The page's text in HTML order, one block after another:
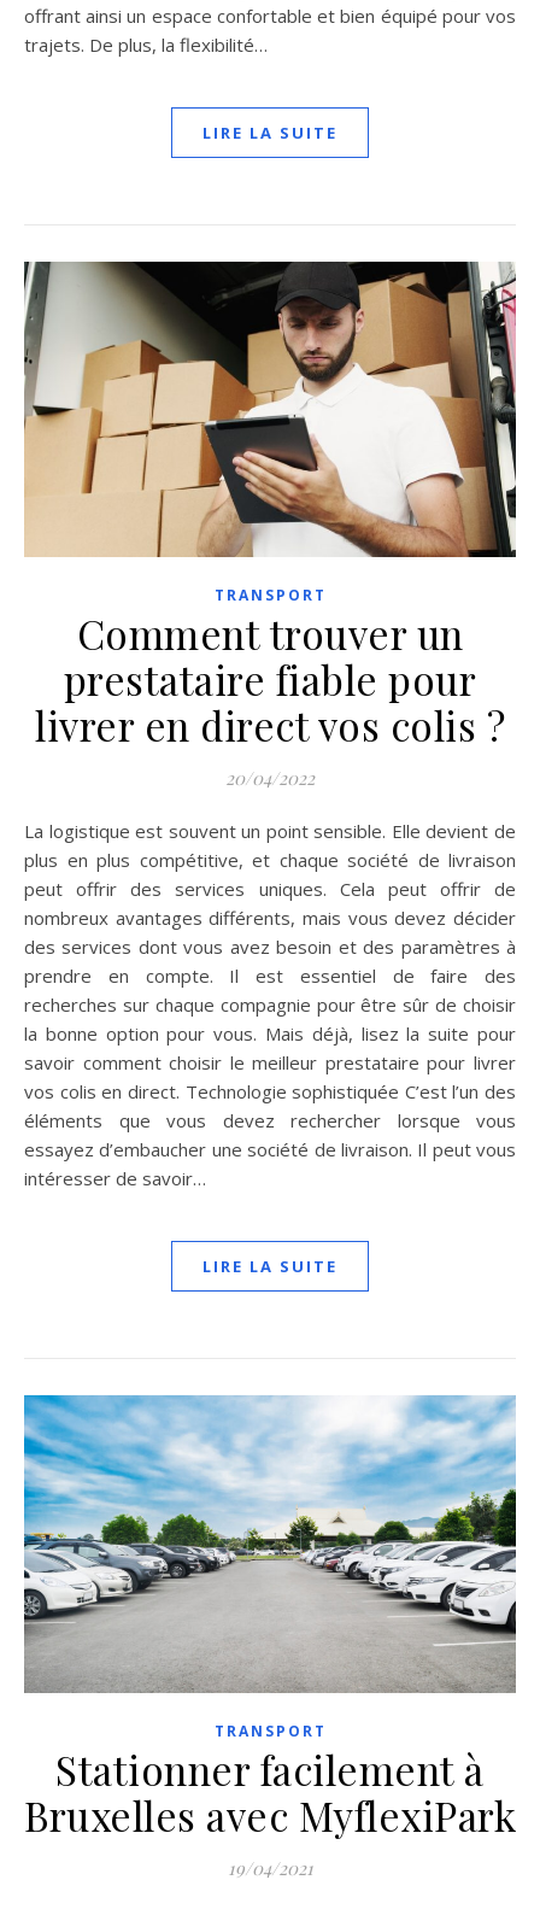
offrant ainsi un espace confortable et bien équipé pour vos
trajets. De plus, la flexibilité…
LIRE LA SUITE
TRANSPORT
Comment trouver un
prestataire fiable pour
livrer en direct vos colis ?
20/04/2022
La logistique est souvent un point sensible. Elle devient de
plus en plus compétitive, et chaque société de livraison
peut offrir des services uniques. Cela peut offrir de
nombreux avantages différents, mais vous devez décider
des services dont vous avez besoin et des paramètres à
prendre en compte. Il est essentiel de faire des
recherches sur chaque compagnie pour être sûr de choisir
la bonne option pour vous. Mais déjà, lisez la suite pour
savoir comment choisir le meilleur prestataire pour livrer
vos colis en direct. Technologie sophistiquée C’est l’un des
éléments que vous devez rechercher lorsque vous
essayez d’embaucher une société de livraison. Il peut vous
intéresser de savoir…
LIRE LA SUITE
TRANSPORT
Stationner facilement à
Bruxelles avec MyflexiPark
19/04/2021